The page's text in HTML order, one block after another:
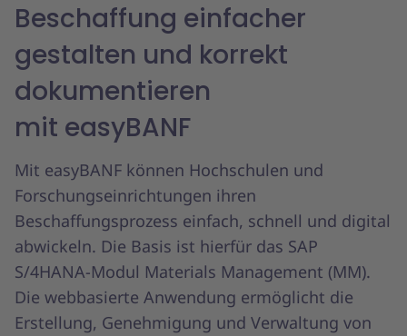
Beschaffung einfacher
gestalten und korrekt
dokumentieren
mit easyBANF
Mit easyBANF können Hochschulen und
Forschungseinrichtungen ihren
Beschaffungsprozess einfach, schnell und digital
abwickeln. Die Basis ist hierfür das SAP
S/4HANA-Modul Materials Management (MM).
Die webbasierte Anwendung ermöglicht die
Erstellung, Genehmigung und Verwaltung von